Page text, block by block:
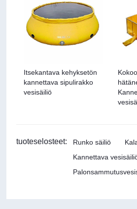
Itsekantava kehyksetön
kannettava sipulirakko
vesisäiliö
tuoteselosteet: Runko säiliö
Kannettava